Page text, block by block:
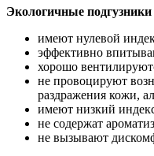
Экологичные
имеют нулевой
эффективно
хорошо
не провоцируют
раздражения кожи,
имеют низкий
не содержат
не вызывают